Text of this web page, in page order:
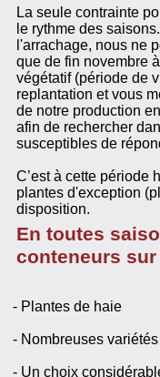
La seule contrainte
le rythme des
l'arrachage, nous ne
que de fin novembre
végétatif (période de
replantation et vous
de notre production
afin de rechercher
susceptibles de
C’est à cette période
plantes d'exception
disposition.
En toutes
conteneurs sur
- Plantes de haie
- Nombreuses
- Un choix